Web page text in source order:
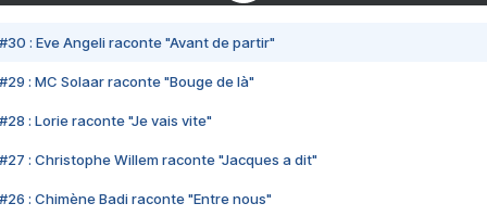
#30 : Eve Angeli raconte "Avant de partir"
#29 : MC Solaar raconte "Bouge de là"
#28 : Lorie raconte "Je vais vite"
#27 : Christophe Willem raconte "Jacques a dit"
#26 : Chimène Badi raconte "Entre nous"